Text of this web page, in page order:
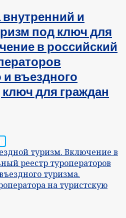
и
под ключ для
в российский
и въездного
для граждан